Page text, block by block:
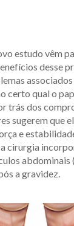
estudo vêm
desse
associados
certo qual o
trás dos
sugerem que
e
cirurgia
abdominais (
a gravidez.